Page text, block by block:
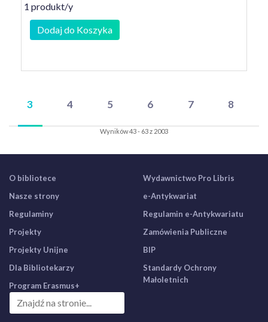
1 produkt/y
Dodaj do Koszyka
3 4 5 6 7 8
Wyników 43 - 63 z 2003
O bibliotece
Nasze strony
Regulaminy
Projekty
Projekty Unijne
Dla Bibliotekarzy
Program Erasmus+
Wydawnictwo Pro Libris
e-Antykwariat
Regulamin e-Antykwariatu
Zamówienia Publiczne
BIP
Standardy Ochrony
Małoletnich